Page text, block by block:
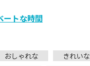
ートな時間
おしゃれな きれいな